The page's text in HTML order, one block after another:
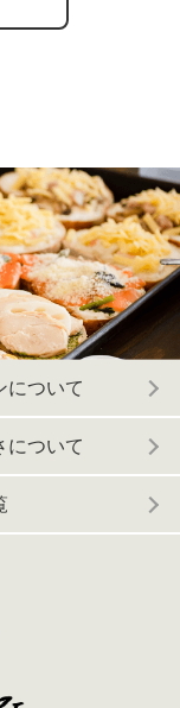
について
について